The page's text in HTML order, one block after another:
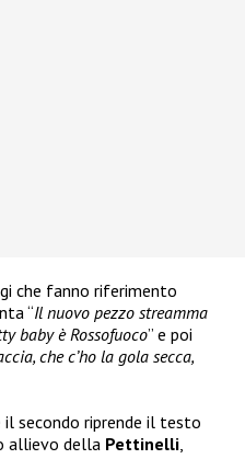
che fanno riferimento
“Il nuovo pezzo streamma
baby è Rossofuoco” e poi
che c’ho la gola secca,
secondo riprende il testo
allievo della Pettinelli,